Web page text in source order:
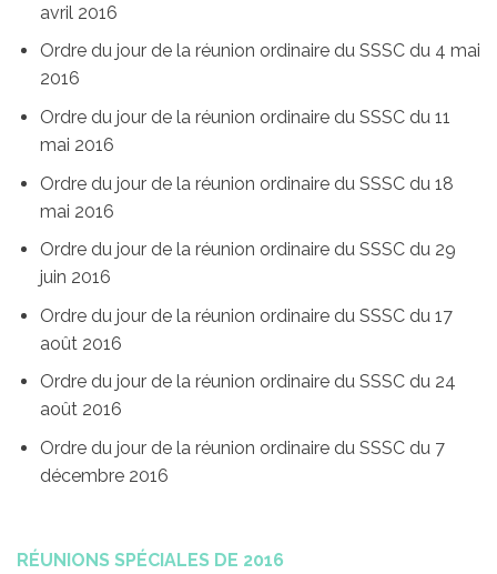
avril 2016
Ordre du jour de la réunion ordinaire du SSSC du 4 mai
2016
Ordre du jour de la réunion ordinaire du SSSC du 11
mai 2016
Ordre du jour de la réunion ordinaire du SSSC du 18
mai 2016
Ordre du jour de la réunion ordinaire du SSSC du 29
juin 2016
Ordre du jour de la réunion ordinaire du SSSC du 17
août 2016
Ordre du jour de la réunion ordinaire du SSSC du 24
août 2016
Ordre du jour de la réunion ordinaire du SSSC du 7
décembre 2016
RÉUNIONS SPÉCIALES DE 2016